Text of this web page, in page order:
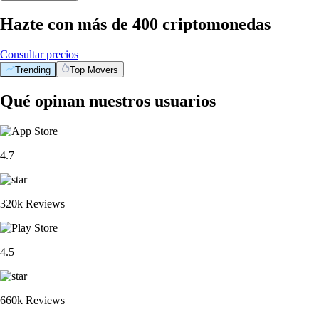
Hazte con más de 400 criptomonedas
Consultar precios
Trending Top Movers
Qué opinan nuestros usuarios
4.7
320k Reviews
4.5
660k Reviews